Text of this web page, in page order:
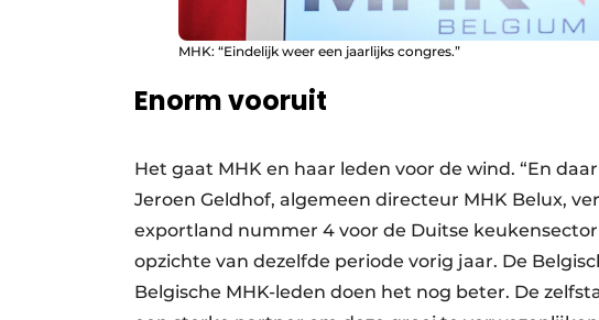
MHK: “Eindelijk weer een jaarlijks congres.”
Enorm vooruit
Het gaat MHK en haar leden voor de wind. “En
Jeroen Geldhof, algemeen directeur MHK Belux,
exportland nummer 4 voor de Duitse
opzichte van dezelfde periode vorig jaar. De
Belgische MHK-leden doen het nog beter. De